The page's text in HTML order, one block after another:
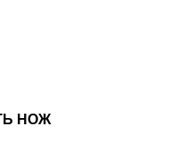
НОЖ